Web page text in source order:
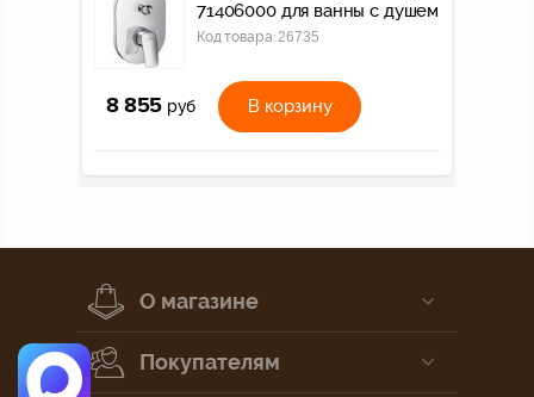
71406000 для ванны с душем
Код товара:26735
8 855 руб В корзину
О магазине
Покупателям